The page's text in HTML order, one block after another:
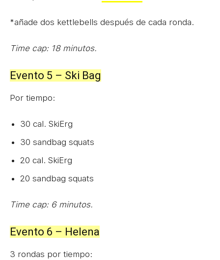
*añade dos kettlebells después de cada ronda.
Time cap: 18 minutos.
Evento 5 – Ski Bag
Por tiempo:
30 cal. SkiErg
30 sandbag squats
20 cal. SkiErg
20 sandbag squats
Time cap: 6 minutos.
Evento 6 – Helena
3 rondas por tiempo: